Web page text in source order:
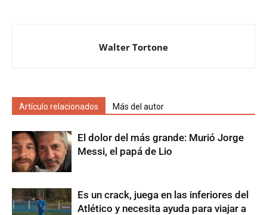
Walter Tortone
Artículo relacionados Más del autor
El dolor del más grande: Murió Jorge
Messi, el papá de Lio
Es un crack, juega en las inferiores del
Atlético y necesita ayuda para viajar a